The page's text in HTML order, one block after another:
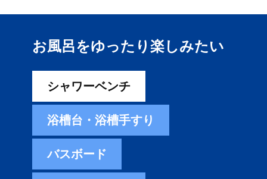
お風呂をゆったり楽しみ​たい
シャワーベンチ
浴槽台・浴槽手すり
バスボード